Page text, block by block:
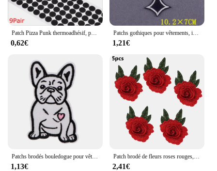
0,62€
Patchs gothiques pour vêtements, insignes croisés bricolage sur sac à dos, appliques de crâne, patchs thermoadhésifs pour vêtements, décor de rayure
1,21€
1,13€ 2,41€